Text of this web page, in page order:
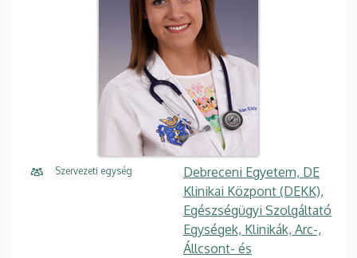
Szervezeti egység
Debreceni Egyetem, DE
Klinikai Központ (DEKK),
Egészségügyi Szolgáltató
Egységek, Klinikák, Arc-,
Állcsont- és